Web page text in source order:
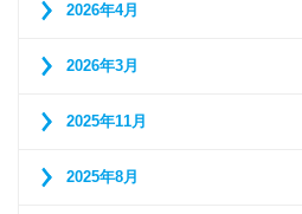
2026年4月
2026年3月
2025年11月
2025年8月